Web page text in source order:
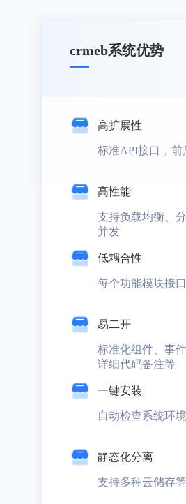
crmeb系统优势
高扩展性
标准API接口，
高性能
支持负载均衡、
并发
低耦合性
每个功能模块接
易二开
标准化组件、事
详细代码备注等
一键安装
自动检查系统环
静态化分离
支持多种云储存等